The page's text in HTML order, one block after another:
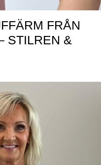
FRÅN
STILREN &